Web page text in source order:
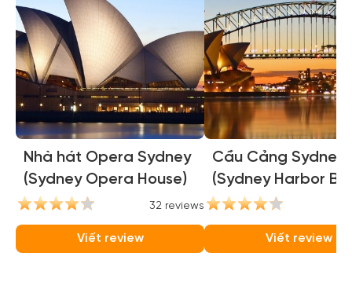
Nhà hát Opera Sydney
(Sydney Opera House)
32 reviews
Viết review
Cầu Cảng Sydney
(Sydney Harbor
Viết review